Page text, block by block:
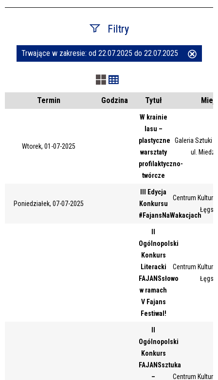
Filtry
Szukana fraza
Kategoria
Trwające w zakresie: od 22.07.2025 do 22.07.2025
Termin Godzina Tytuł
Wtorek, 01-07-2025
W krainie
lasu –
plastyczne
warsztaty
profilaktyczno-
twórcze
Galeria Sztuki
ul.
Poniedziałek, 07-07-2025
III Edycja
Konkursu
#FajansNaWakacjach
Centrum Kultury
Ogólnopolski
Konkurs
Literacki
FAJANSsłowo
w ramach
V Fajans
Festiwal!
Centrum Kultury
Ogólnopolski
Konkurs
FAJANSsztuka
–
Centrum Kultury